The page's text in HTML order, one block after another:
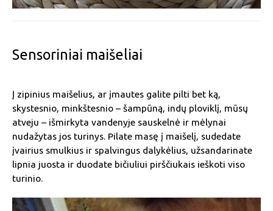
Sensoriniai maišeliai
Į zipinius maišelius, ar įmautes galite pilti bet ką,
skystesnio, minkštesnio – šampūną, indų ploviklį, mūsų
atveju – išmirkyta vandenyje sauskelnė ir mėlynai
nudažytas jos turinys. Pilate masę į maišelį, sudedate
įvairius smulkius ir spalvingus dalykėlius, užsandarinate
lipnia juosta ir duodate bičiuliui pirščiukais ieškoti viso
turinio.